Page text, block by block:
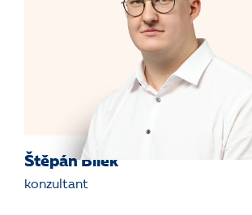
Štěpán Bílek
konzultant